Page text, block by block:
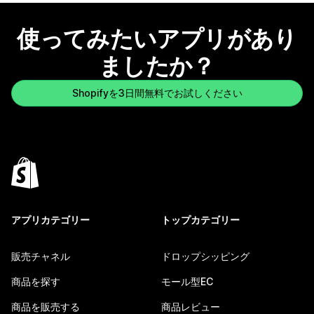
使ってみたいアプリがあり
ましたか？
Shopifyを3日間無料でお試しください
アプリカテゴリー
販売チャネル
商品を探す
商品を販売する
トップカテゴリー
ドロップシッピング
モール型EC
商品レビュー